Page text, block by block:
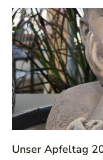
Unser Apfeltag